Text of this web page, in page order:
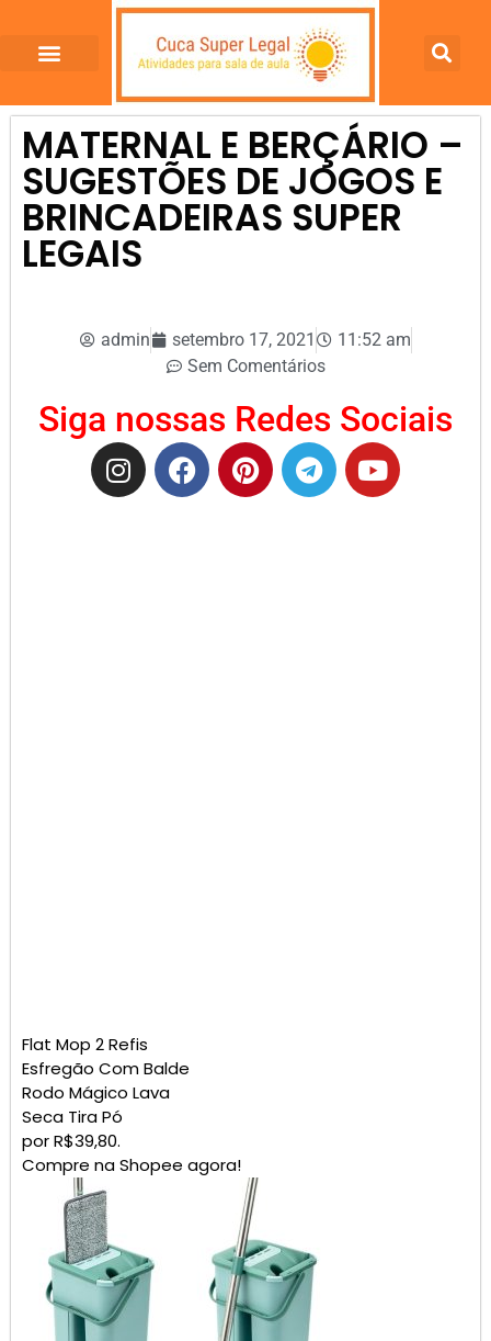
MATERNAL E BERÇÁRIO –
SUGESTÕES DE JOGOS E
BRINCADEIRAS SUPER
LEGAIS
admin setembro 17, 2021
11:52 am
Sem Comentários
Siga nossas Redes Sociais
Flat Mop 2 Refis
Esfregão Com Balde
Rodo Mágico Lava
Seca Tira Pó
por R$39,80.
Compre na Shopee agora!